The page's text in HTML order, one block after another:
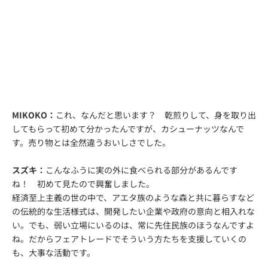
MIKOKO： これ、なんだと思います？ 乾煎りして、身を取り出
してもらって初めて分かったんですが、カシューナッツなんで
す。売り物とは全然違うおいしさでした。
スズキ： こんなふうに実の外に食べられる部分があるんです
ね！ 初めて見たので興奮しました。
経済至上主義の世の中で、アエタ族のような森と共に暮らすなど
の伝統的な生活様式は、開発したい企業や政府の意向と相入れな
い。でも、弱い立場にいるのは、常に先住民族のほうなんですよ
ね。だからフェアトレードでそういう方たちを支援していくの
も、大事な活動です。